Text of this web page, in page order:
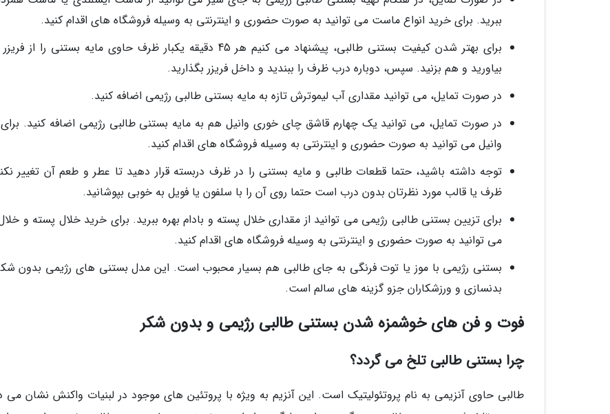
ببرید. برای خرید انواع ماست می توانید به صورت حضوری و اینترنتی به وسیله فروشگاه های اقدام کنید.
برای بهتر شدن کیفیت بستنی طالبی، پیشنهاد می کنیم هر 45 دقیقه یکبار ظرف حاوی مایه بستنی را
بیاورید و هم بزنید. سپس، دوباره درب ظرف را ببندید و داخل فریزر بگذارید.
در صورت تمایل، می توانید مقداری آب لیموترش تازه به مایه بستنی طالبی رژیمی اضافه کنید.
در صورت تمایل، می توانید یک چهارم قاشق چای خوری وانیل هم به مایه بستنی طالبی رژیمی اضافه کنید.
وانیل می توانید به صورت حضوری و اینترنتی به وسیله فروشگاه های اقدام کنید.
توجه داشته باشید، حتما قطعات طالبی و مایه بستنی را در ظرف دربسته قرار دهید تا عطر و طعم آن تغییر
ظرف یا قالب مورد نظرتان بدون درب است حتما روی آن را با سلفون یا فویل به خوبی بپوشانید.
برای تزیین بستنی طالبی رژیمی می توانید از مقداری خلال پسته و بادام بهره ببرید. برای خرید خلال پسته و
می توانید به صورت حضوری و اینترنتی به وسیله فروشگاه های اقدام کنید.
بستنی رژیمی با موز یا توت فرنگی به جای طالبی هم بسیار محبوب است. این مدل بستنی های رژیمی بدون
بدنسازی و ورزشکاران جزو گزینه های سالم است.
فوت و فن های خوشمزه شدن بستنی طالبی رژیمی و بدون شکر
چرا بستنی طالبی تلخ می گردد؟
طالبی حاوی آنزیمی به نام پروتئولیتیک است. این آنزیم به ویژه با پروتئین های موجود در لبنیات واکنش نشان